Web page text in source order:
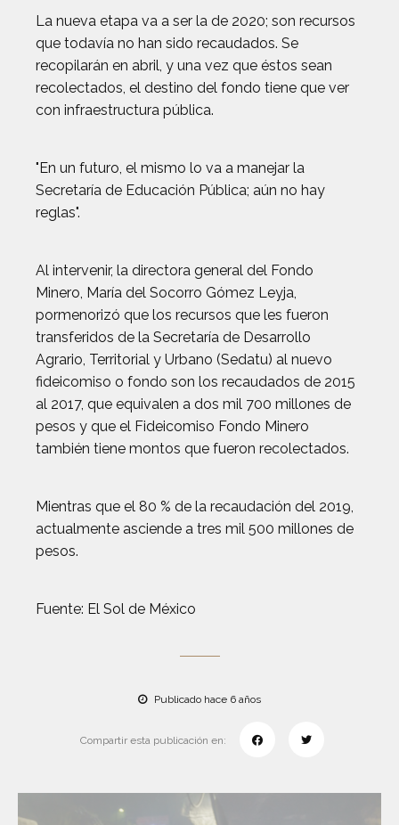
La nueva etapa va a ser la de 2020; son recursos
que todavía no han sido recaudados. Se
recopilarán en abril, y una vez que éstos sean
recolectados, el destino del fondo tiene que ver
con infraestructura pública.
"En un futuro, el mismo lo va a manejar la
Secretaría de Educación Pública; aún no hay
reglas".
Al intervenir, la directora general del Fondo
Minero, María del Socorro Gómez Leyja,
pormenorizó que los recursos que les fueron
transferidos de la Secretaría de Desarrollo
Agrario, Territorial y Urbano (Sedatu) al nuevo
fideicomiso o fondo son los recaudados de 2015
al 2017, que equivalen a dos mil 700 millones de
pesos y que el Fideicomiso Fondo Minero
también tiene montos que fueron recolectados.
Mientras que el 80 % de la recaudación del 2019,
actualmente asciende a tres mil 500 millones de
pesos.
Fuente: El Sol de México
Publicado hace 6 años
Compartir esta publicación en: